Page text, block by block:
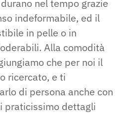
nel tempo grazie
indeformabile, ed il
in pelle o in
Alla comodità
che per noi il
ricercato, e ti
di persona anche con
praticissimo dettagli